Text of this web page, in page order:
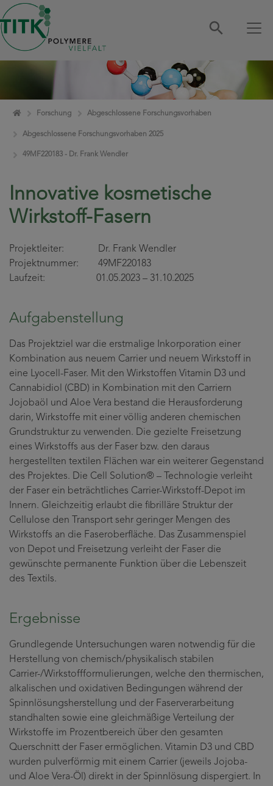
Zum Inhalt springen
HomeForschung Abgeschlossene Forschungsvorhaben
Abgeschlossene Forschungsvorhaben 2025
49MF220183 - Dr. Frank Wendler
Innovative kosmetische
Wirkstoff-Fasern
Projektleiter: Dr. Frank Wendler
Projektnummer: 49MF220183
Laufzeit: 01.05.2023 – 31.10.2025
Aufgabenstellung
Das Projektziel war die erstmalige Inkorporation einer
Kombination aus neuem Carrier und neuem Wirkstoff in
eine Lyocell-Faser. Mit den Wirkstoffen Vitamin D3 und
Cannabidiol (CBD) in Kombination mit den Carriern
Jojobaöl und Aloe Vera bestand die Herausforderung
darin, Wirkstoffe mit einer völlig anderen chemischen
Grundstruktur zu verwenden. Die gezielte Freisetzung
eines Wirkstoffs aus der Faser bzw. den daraus
hergestellten textilen Flächen war ein weiterer Gegenstand
des Projektes. Die Cell Solution® – Technologie verleiht
der Faser ein beträchtliches Carrier-Wirkstoff-Depot im
Innern. Gleichzeitig erlaubt die fibrilläre Struktur der
Cellulose den Transport sehr geringer Mengen des
Wirkstoffs an die Faseroberfläche. Das Zusammenspiel
von Depot und Freisetzung verleiht der Faser die
gewünschte permanente Funktion über die Lebenszeit
des Textils.
Ergebnisse
Grundlegende Untersuchungen waren notwendig für die
Herstellung von chemisch/physikalisch stabilen
Carrier-/Wirkstoffformulierungen, welche den thermischen,
alkalischen und oxidativen Bedingungen während der
Spinnlösungsherstellung und der Faserverarbeitung
standhalten sowie eine gleichmäßige Verteilung der
Wirkstoffe im Prozentbereich über den gesamten
Querschnitt der Faser ermöglichen. Vitamin D3 und CBD
wurden pulverförmig mit einem Carrier (jeweils Jojoba-
und Aloe Vera-Öl) direkt in der Spinnlösung dispergiert. In